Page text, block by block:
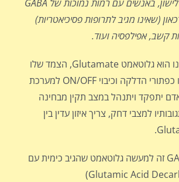
באנשים עם רמות נמוכות של GABA
(שאינו מגיב לתרופות פסיכיאטריות)
קשב, אפילפסיה ועוד.
החומר ההפוך ממנו הוא גלוטאמט Glutamate, הצמד שלו
עם GABA הם כמו כפתורי הדלקה וכיבוי ON/OFF למערכת
יתפקד ויתנהל במצב תקין מבחינה
למצבי דחק, צריך איזון עדין בין
[אל תגלו, אבל GABA זה למעשה גלוטאמט שהגיב כימית עם